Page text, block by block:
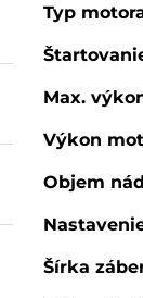
Typ
Max.
Výkon
Objem
Šírka